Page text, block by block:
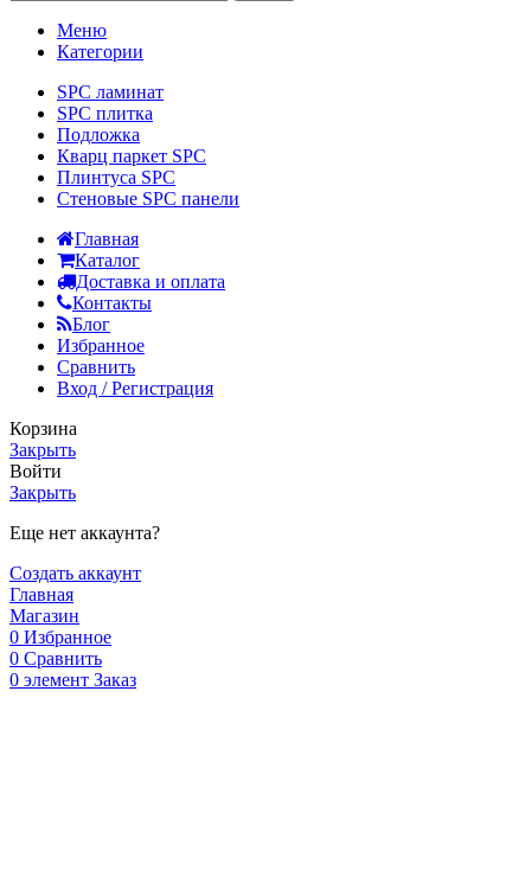
Меню
Категории
SPC ламинат
SPC плитка
Подложка
Кварц паркет SPC
Плинтуса SPC
Стеновые SPC панели
Главная
Каталог
Доставка и оплата
Контакты
Блог
Избранное
Сравнить
Вход / Регистрация
Корзина
Закрыть
Войти
Закрыть
Еще нет аккаунта?
Создать аккаунт
Главная
Магазин
0 Избранное
0 Сравнить
0 элемент Заказ